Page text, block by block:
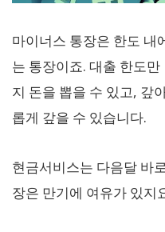
마이너스 통장은 한도 내
는 통장이죠. 대출 한도
지 돈을 뽑을 수 있고, 갚
롭게 갚을 수 있습니다.
현금서비스는 다음달 바
장은 만기에 여유가 있지